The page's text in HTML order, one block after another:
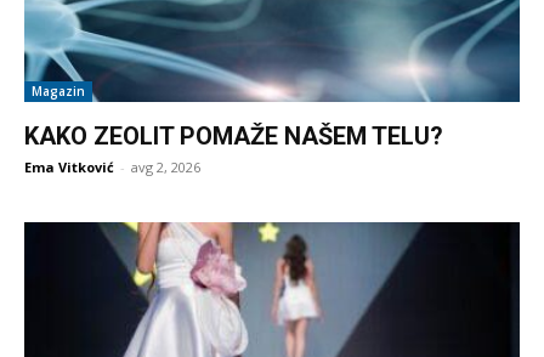
Magazin
KAKO ZEOLIT POMAŽE NAŠEM TELU?
Ema Vitković - avg 2, 2026